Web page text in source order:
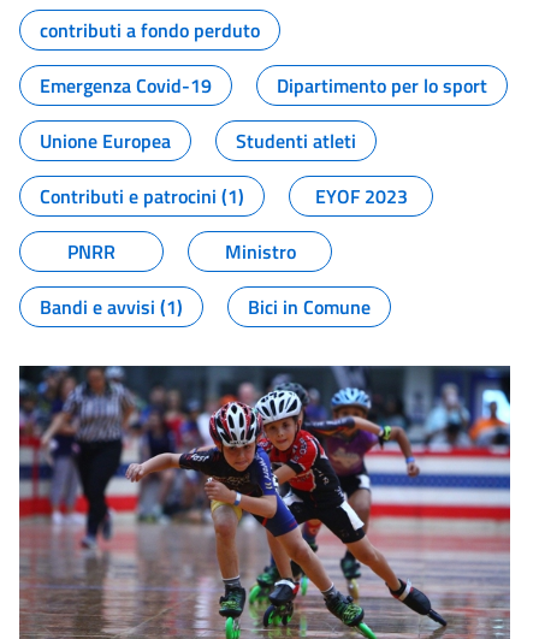
contributi a fondo perduto
Emergenza Covid-19
Dipartimento per lo sport
Unione Europea
Studenti atleti
Contributi e patrocini (1)
EYOF 2023
PNRR
Ministro
Bandi e avvisi (1)
Bici in Comune